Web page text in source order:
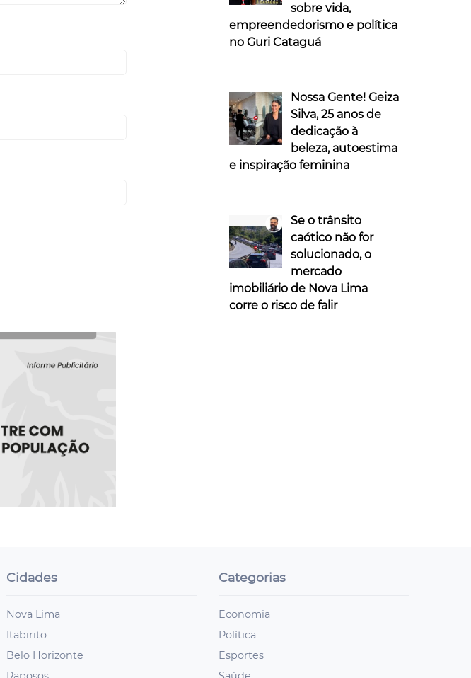
sobre vida,
empreendedorismo e política
no Guri Cataguá
Nossa Gente! Geiza
Silva, 25 anos de
dedicação à
beleza, autoestima
e inspiração feminina
Se o trânsito
caótico não for
solucionado, o
mercado
imobiliário de Nova Lima
corre o risco de falir
Cidades
Nova Lima
Itabirito
Belo Horizonte
Categorias
Economia
Política
Esportes